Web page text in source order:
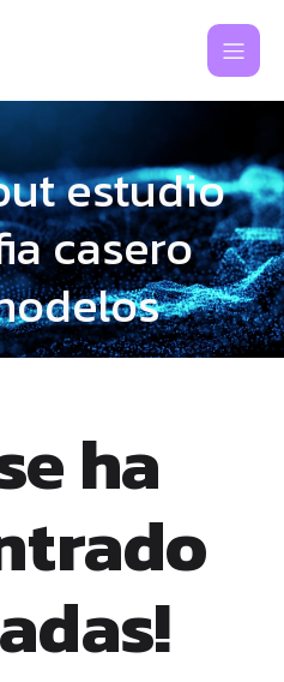
estudio
casero
ha